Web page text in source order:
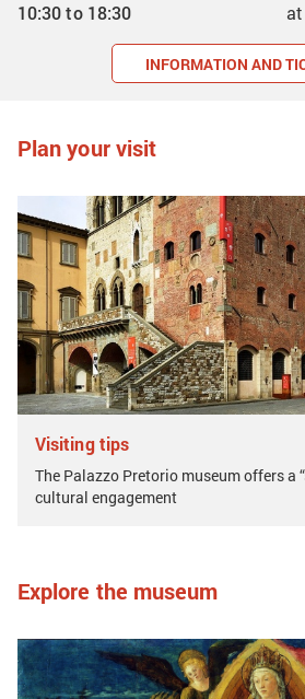
10:30to 18:30
at
INFORMATION AND
Plan your visit
Visiting tips
The Palazzo Pretorio museum offers a
cultural engagement
Explore the museum